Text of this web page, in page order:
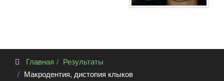
Главная
Результаты
Макродентия, дистопия клыков